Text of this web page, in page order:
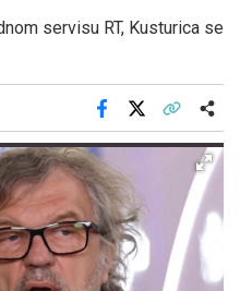
servisu RT, Kusturica se
Facebook